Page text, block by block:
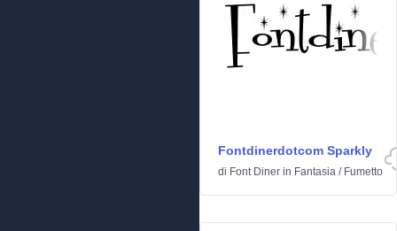
Fontdinerdotcom Sparkly
di Font Diner in Fantasia / Fumetto